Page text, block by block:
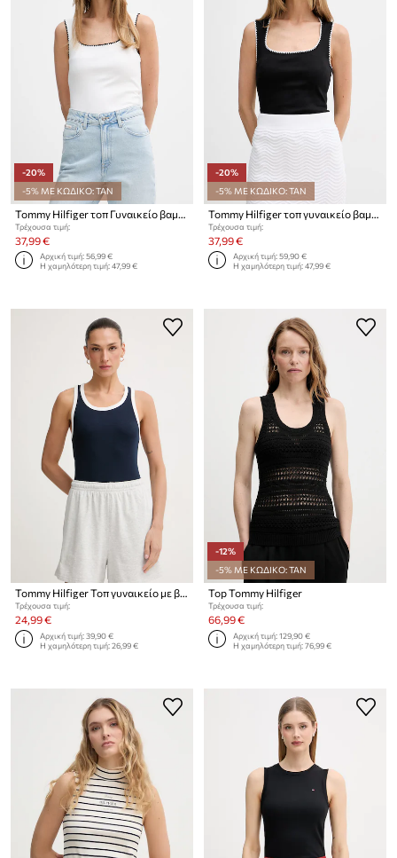
-20%
-5% ΜΕ ΚΩΔΙΚΟ: TAN
Tommy Hilfiger τοπ Γυναικείο βαμβακερό
Τρέχουσα τιμή:
37,99 €
Αρχική τιμή:56,99 €
Η χαμηλότερη τιμή:47,99 €
-20%
-5% ΜΕ ΚΩΔΙΚΟ: TAN
Tommy Hilfiger τοπ γυναικείο βαμβακερό
Τρέχουσα τιμή:
37,99 €
Αρχική τιμή:59,90 €
Η χαμηλότερη τιμή:47,99 €
Tommy Hilfiger Τοπ γυναικείο με βαμβάκι
Τρέχουσα τιμή:
24,99 €
Αρχική τιμή:39,90 €
Η χαμηλότερη τιμή:26,99 €
-12%
-5% ΜΕ ΚΩΔΙΚΟ: TAN
Top Tommy Hilfiger
Τρέχουσα τιμή:
66,99 €
Αρχική τιμή:129,90 €
Η χαμηλότερη τιμή:76,99 €